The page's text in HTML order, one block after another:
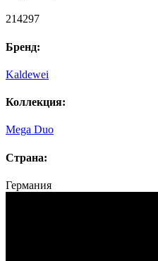
214297
Бренд:
Kaldewei
Коллекция:
Mega Duo
Страна:
Германия